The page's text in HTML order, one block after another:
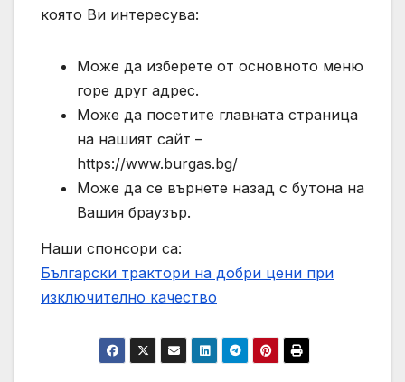
която Ви интересува:
Може да изберете от основното меню
горе друг адрес.
Може да посетите главната страница
на нашият сайт –
https://www.burgas.bg/
Може да се върнете назад с бутона на
Вашия браузър.
Наши спонсори са:
Български трактори на добри цени при
изключително качество